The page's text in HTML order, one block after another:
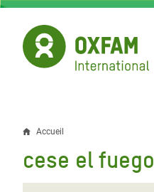
Aller
contenu
principal
Fil
d'Ariane
Accueil
cese el fuego